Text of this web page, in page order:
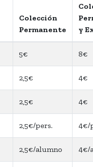
Colección
Permanente
y
5€ 8€
2,5€ 4€
2,5€ 4€
2,5€/pers. 4€/
2,5€/alumno 4€/